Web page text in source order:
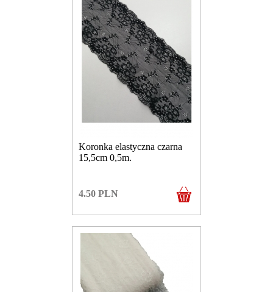
Koronka elastyczna czarna
15,5cm 0,5m.
4.50 PLN